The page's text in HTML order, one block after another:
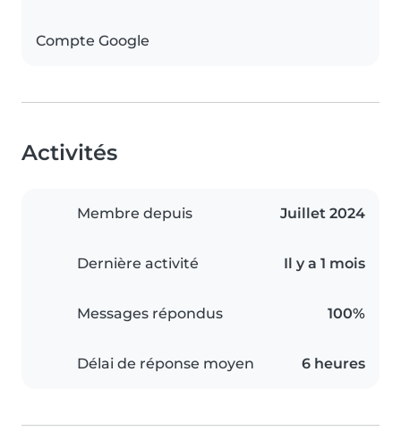
Compte Google
Activités
Membre depuis Juillet 2024
Dernière activité Il y a 1 mois
Messages répondus 100%
Délai de réponse moyen 6 heures